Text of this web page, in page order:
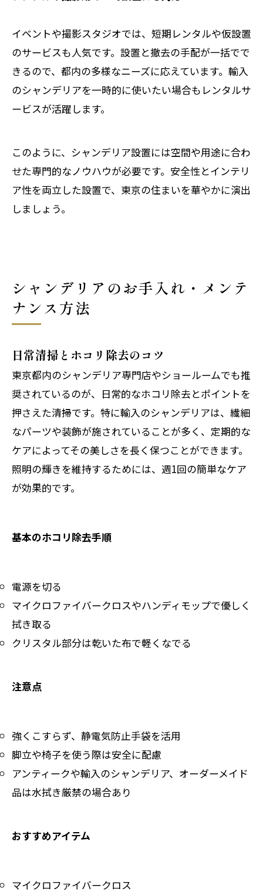
イベントや撮影スタジオでは、短期レンタルや仮設置
のサービスも人気です。設置と撤去の手配が一括でで
きるので、都内の多様なニーズに応えています。輸入
のシャンデリアを一時的に使いたい場合もレンタルサ
ービスが活躍します。
このように、シャンデリア設置には空間や用途に合わ
せた専門的なノウハウが必要です。安全性とインテリ
ア性を両立した設置で、東京の住まいを華やかに演出
しましょう。
シャンデリアのお手入れ・メンテ
ナンス方法
日常清掃とホコリ除去のコツ
東京都内のシャンデリア専門店やショールームでも推
奨されているのが、日常的なホコリ除去とポイントを
押さえた清掃です。特に輸入のシャンデリアは、繊細
なパーツや装飾が施されていることが多く、定期的な
ケアによってその美しさを長く保つことができます。
照明の輝きを維持するためには、週1回の簡単なケア
が効果的です。
基本のホコリ除去手順
電源を切る
マイクロファイバークロスやハンディモップで優しく
拭き取る
クリスタル部分は乾いた布で軽くなでる
注意点
強くこすらず、静電気防止手袋を活用
脚立や椅子を使う際は安全に配慮
アンティークや輸入のシャンデリア、オーダーメイド
品は水拭き厳禁の場合あり
おすすめアイテム
マイクロファイバークロス